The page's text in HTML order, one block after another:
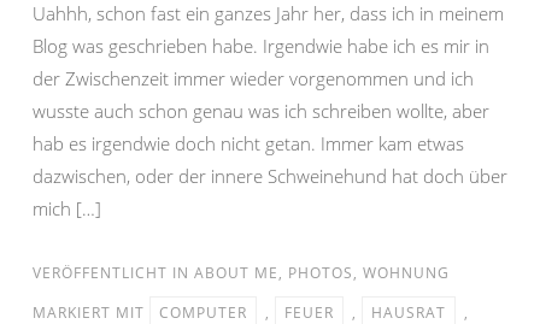
Uahhh, schon fast ein ganzes Jahr her, dass ich in meinem
Blog was geschrieben habe. Irgendwie habe ich es mir in
der Zwischenzeit immer wieder vorgenommen und ich
wusste auch schon genau was ich schreiben wollte, aber
hab es irgendwie doch nicht getan. Immer kam etwas
dazwischen, oder der innere Schweinehund hat doch über
mich […]
VERÖFFENTLICHT IN ABOUT ME, PHOTOS, WOHNUNG
MARKIERT MIT
COMPUTER , FEUER , HAUSRAT
,